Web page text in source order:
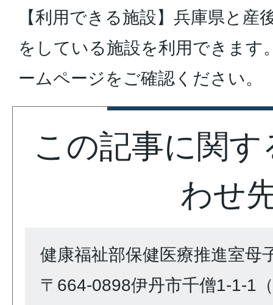
【利用できる施設】兵庫県と産
をしている施設を利用できます
ームページをご確認ください。
この記事に関
わせ
健康福祉部保健医療推進室母
〒664-0898伊丹市千僧1-1-1